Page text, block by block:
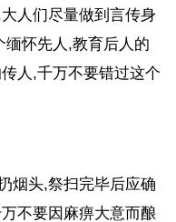
人们尽量做到言传身
怀先人,教育后人的
人,千万不要错过这个
烟头,祭扫完毕后应确
不要因麻痹大意而酿